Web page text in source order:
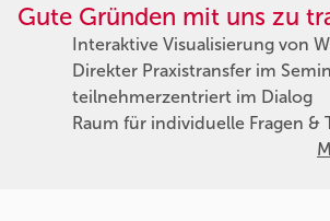
Gute Gründen mit uns zu
Interaktive Visualisierung von
Direkter Praxistransfer im
teilnehmerzentriert im Dialog
Raum für individuelle Fragen &